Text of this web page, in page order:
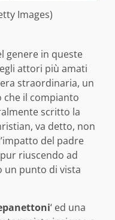
Images)
genere in queste
attori più amati
straordinaria, un
che il compianto
scritto la
va detto, non
del padre
riuscendo ad
un punto di vista
‘ ed una